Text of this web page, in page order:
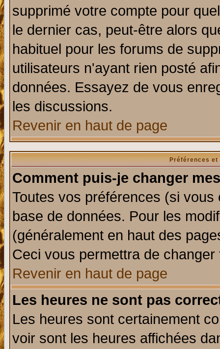
supprimé votre compte pour
le dernier cas, peut-être alors
habituel pour les forums de
utilisateurs n'ayant rien posté
données. Essayez de vous
les discussions.
Revenir en haut de page
Préférences
Comment puis-je changer
Toutes vos préférences (si
base de données. Pour les
(généralement en haut des
Ceci vous permettra de
Revenir en haut de page
Les heures ne sont pas
Les heures sont certainement
voir sont les heures affichées